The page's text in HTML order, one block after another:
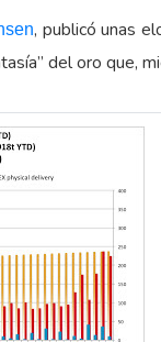
, publicó unas
del oro que,